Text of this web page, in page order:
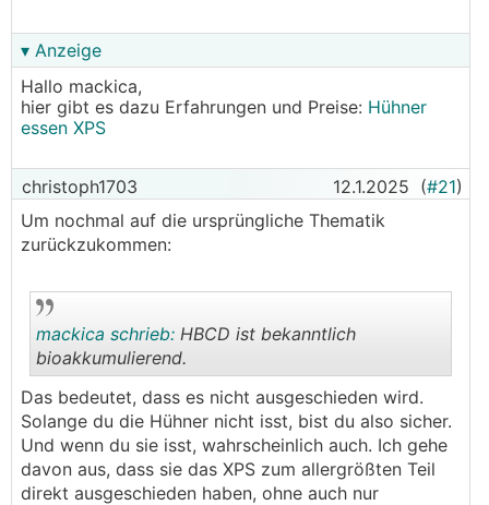
▾ Anzeige
Hallo mackica,
hier gibt es dazu Erfahrungen und Preise: Hühner
essen XPS
christoph1703 12.1.2025 (#21)
Um nochmal auf die ursprüngliche Thematik
zurückzukommen:
..
mackica schrieb: HBCD ist bekanntlich
bioakkumulierend.
Das bedeutet, dass es nicht ausgeschieden wird.
Solange du die Hühner nicht isst, bist du also sicher.
Und wenn du sie isst, wahrscheinlich auch. Ich gehe
davon aus, dass sie das XPS zum allergrößten Teil
direkt ausgeschieden haben, ohne auch nur